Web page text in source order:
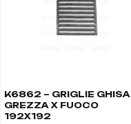
K6862 – GRIGLIE GHISA
GREZZA X FUOCO
192X192